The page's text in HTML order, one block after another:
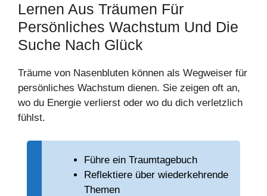
Lernen Aus Träumen Für
Persönliches Wachstum Und Die
Suche Nach Glück
Träume von Nasenbluten können als Wegweiser für
persönliches Wachstum dienen. Sie zeigen oft an,
wo du Energie verlierst oder wo du dich verletzlich
fühlst.
Führe ein Traumtagebuch
Reflektiere über wiederkehrende
Themen